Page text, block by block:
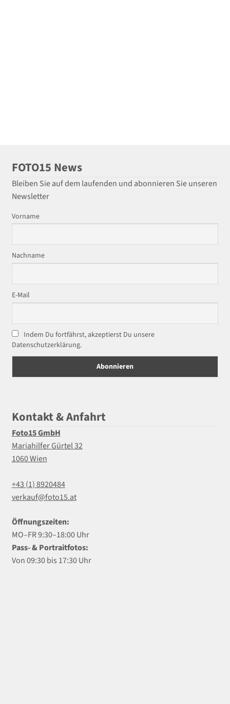
FOTO15 News
Bleiben Sie auf dem laufenden und abonnieren Sie unseren
Newsletter
Vorname
Nachname
E-Mail
Indem Du fortfährst, akzeptierst Du unsere
Datenschutzerklärung.
Kontakt & Anfahrt
Foto15 GmbH
Mariahilfer Gürtel 32
1060 Wien
+43 (1) 8920484
verkauf@foto15.at
Öffnungszeiten:
MO–FR 9:30–18:00 Uhr
Pass- & Portraitfotos:
Von 09:30 bis 17:30 Uhr